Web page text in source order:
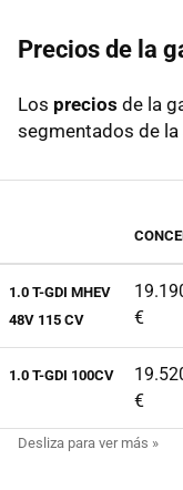
Precios de la
Los precios de la
segmentados de
1.0 T-GDI MHEV
48V 115 CV
€
1.0 T-GDI 100CV
€